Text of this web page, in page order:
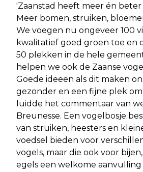
'Zaanstad heeft meer én
Meer bomen, struiken,
We voegen nu ongeveer 100
kwalitatief goed groen toe en
50 plekken in de hele
helpen we ook de Zaanse
Goede ideeën als dit maken
gezonder en een fijne plek
luidde het commentaar van
Breunesse. Een vogelbosje
van struiken, heesters en
voedsel bieden voor
vogels, maar die ook voor
egels een welkome aanvulling